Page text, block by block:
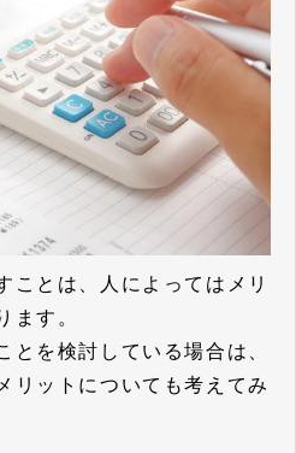
ことは、人によってはメリ
ます。
とを検討している場合は、
リットについても考えてみ